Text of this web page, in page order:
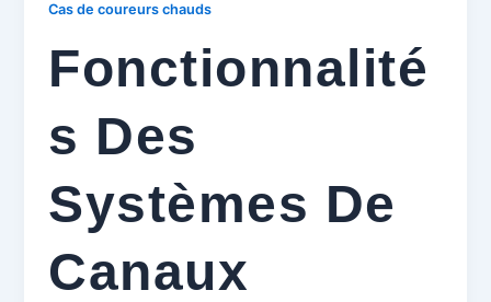
Cas de coureurs chauds
Fonctionnalité
S Des
Systèmes De
Canaux